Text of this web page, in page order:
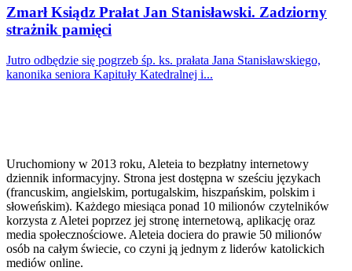
Zmarł Ksiądz Prałat Jan Stanisławski. Zadziorny
strażnik pamięci
Jutro odbędzie się pogrzeb śp. ks. prałata Jana Stanisławskiego,
kanonika seniora Kapituły Katedralnej i...
Uruchomiony w 2013 roku, Aleteia to bezpłatny internetowy
dziennik informacyjny. Strona jest dostępna w sześciu językach
(francuskim, angielskim, portugalskim, hiszpańskim, polskim i
słoweńskim). Każdego miesiąca ponad 10 milionów czytelników
korzysta z Aletei poprzez jej stronę internetową, aplikację oraz
media społecznościowe. Aleteia dociera do prawie 50 milionów
osób na całym świecie, co czyni ją jednym z liderów katolickich
mediów online.